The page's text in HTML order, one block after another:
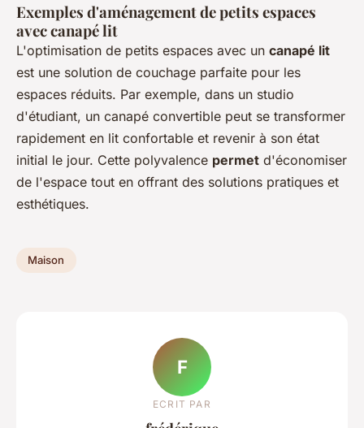
Exemples d'aménagement de petits espaces
avec canapé lit
L'optimisation de petits espaces avec un canapé lit
est une solution de couchage parfaite pour les
espaces réduits. Par exemple, dans un studio
d'étudiant, un canapé convertible peut se transformer
rapidement en lit confortable et revenir à son état
initial le jour. Cette polyvalence permet d'économiser
de l'espace tout en offrant des solutions pratiques et
esthétiques.
Maison
F
ECRIT PAR